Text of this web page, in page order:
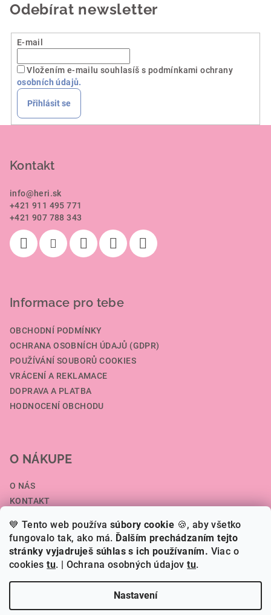
💙 Tento web používa súbory cookie 🍪, aby všetko
fungovalo tak, ako má. Ďalším prechádzaním tejto
stránky vyjadruješ súhlas s ich používaním. Viac o
cookiestu. | Ochrana osobných údajovtu.
Nastavení
Odebírat newsletter
E-mail
Vložením e-mailu souhlasíš s podmínkami ochrany
osobních údajů.
Přihlásit se
Kontakt
info@heri.sk
+421 911 495 771
+421 907 788 343
Informace pro tebe
OBCHODNÍ PODMÍNKY
OCHRANA OSOBNÍCH ÚDAJŮ (GDPR)
POUŽÍVÁNÍ SOUBORŮ COOKIES
VRÁCENÍ A REKLAMACE
DOPRAVA A PLATBA
HODNOCENÍ OBCHODU
O NÁKUPE
O NÁS
KONTAKT
ČLÁNKY
HERI.SK. Všechna práva vyhrazena.